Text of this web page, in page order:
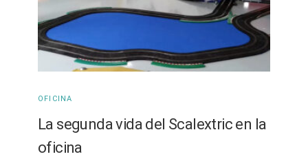
OFICINA
La segunda vida del Scalextric en la
oficina